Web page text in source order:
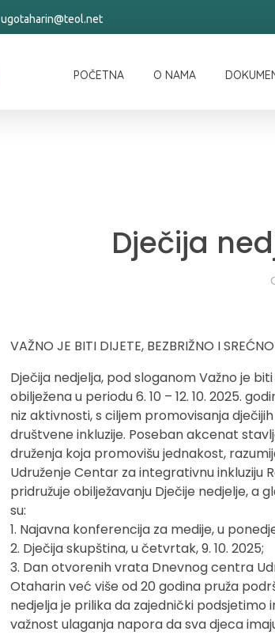
ugotaharin@teol.net
POČETNA O NAMA
Dječija
VAŽNO JE BITI DIJETE, BEZBRIŽNO I SREĆNO
Dječija nedjelja, pod sloganom Važno je
obilježena u periodu 6. 10 – 12. 10. 2025.
niz aktivnosti, s ciljem promovisanja
društvene inkluzije. Poseban akcenat
druženja koja promovišu jednakost,
Udruženje Centar za integrativnu inkluziju
pridružuje obilježavanju Dječije nedjelje, a
su:
1. Najavna konferencija za medije, u
2. Dječija skupština, u četvrtak, 9. 10. 2025;
3. Dan otvorenih vrata Dnevnog centra
Otaharin već više od 20 godina pruža
nedjelja je prilika da zajednički
važnost ulaganja napora da sva djeca